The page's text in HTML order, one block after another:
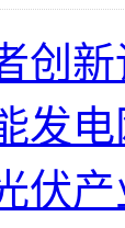
创新
发电
伏产